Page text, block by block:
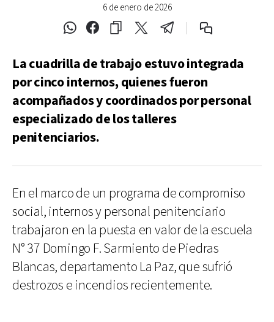
6 de enero de 2026
La cuadrilla de trabajo estuvo integrada
por cinco internos, quienes fueron
acompañados y coordinados por personal
especializado de los talleres
penitenciarios.
En el marco de un programa de compromiso
social, internos y personal penitenciario
trabajaron en la puesta en valor de la escuela
N° 37 Domingo F. Sarmiento de Piedras
Blancas, departamento La Paz, que sufrió
destrozos e incendios recientemente.